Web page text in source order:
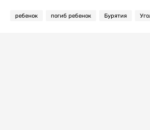
ребенок погиб ребенок Бурятия